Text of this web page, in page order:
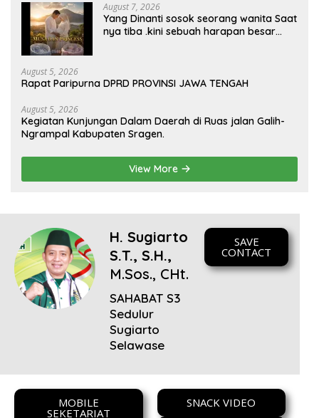
August 7, 2026
Yang Dinanti sosok seorang wanita Saat
nya tiba .kini sebuah harapan besar
August 5, 2026
Rapat Paripurna DPRD PROVINSI JAWA TENGAH
August 5, 2026
Kegiatan Kunjungan Dalam Daerah di Ruas jalan Galih-
Ngrampal Kabupaten Sragen.
View More
H. Sugiarto
S.T., S.H.,
M.Sos., CHt.
SAHABAT S3
Sedulur
Sugiarto
Selawase
SAVE
CONTACT
MOBILE
SEKETARIAT
SNACK VIDEO